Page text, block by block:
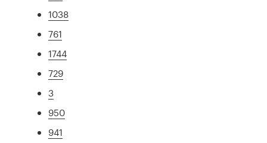
1038
761
1744
729
3
950
941